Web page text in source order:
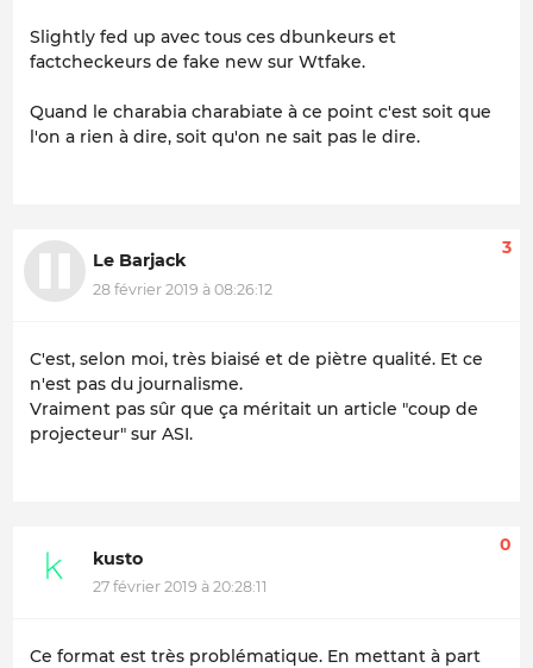
Slightly fed up avec tous ces dbunkeurs et
factcheckeurs de fake new sur Wtfake.
Quand le charabia charabiate à ce point c'est soit que
l'on a rien à dire, soit qu'on ne sait pas le dire.
Le Barjack
28 février 2019 à 08:26:12
3
C'est, selon moi, très biaisé et de piètre qualité. Et ce
n'est pas du journalisme.
Vraiment pas sûr que ça méritait un article "coup de
projecteur" sur ASI.
kusto
27 février 2019 à 20:28:11
0
Ce format est très problématique. En mettant à part